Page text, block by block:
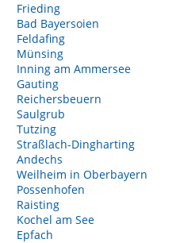
Frieding
Bad Bayersoien
Feldafing
Münsing
Inning am Ammersee
Gauting
Reichersbeuern
Saulgrub
Tutzing
Straßlach-Dingharting
Andechs
Weilheim in Oberbayern
Possenhofen
Raisting
Kochel am See
Epfach